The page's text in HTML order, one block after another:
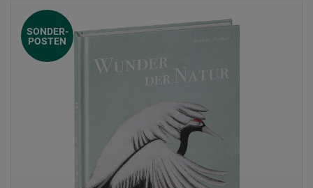
SONDER-
POSTEN